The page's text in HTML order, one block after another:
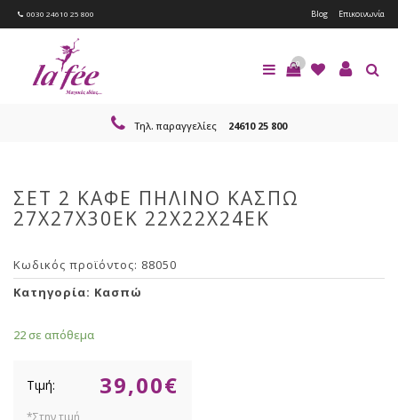
0030 24610 25 800 Blog Επικοινωνία
0
Τηλ. παραγγελίες 24610 25 800
ΣΕΤ 2 ΚΑΦΕ ΠΗΛΙΝΟ ΚΑΣΠΩ
27Χ27Χ30ΕΚ 22X22X24EK
Κωδικός προϊόντος: 88050
Κατηγορία: Κασπώ
22 σε απόθεμα
39,00€